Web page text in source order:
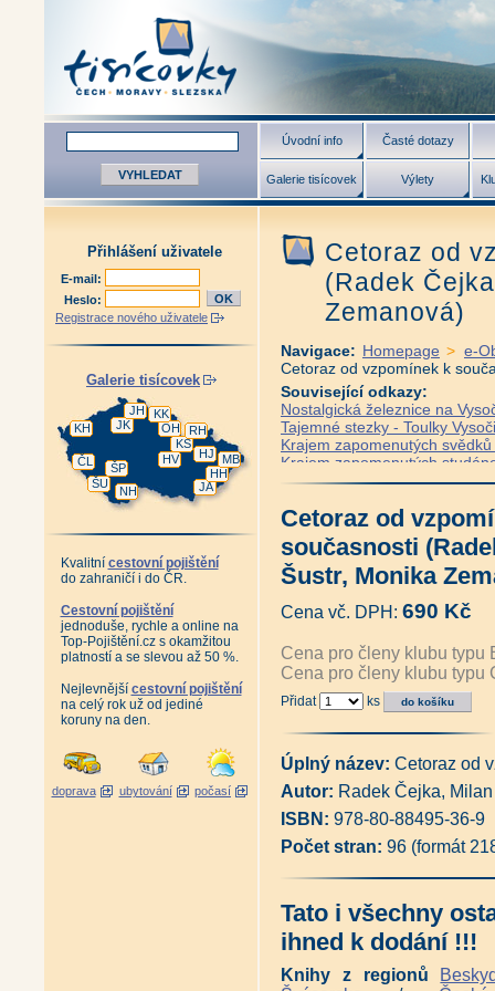
Úvodní info Časté dotazy
Galerie tisícovek Výlety
Přihlášení uživatele
E-mail:
Heslo:
Registrace nového uživatele
Galerie tisícovek
JA
HH
MB
HJ
HV
NH
KS
RH
ŠP
ŠU
OH
JK
KK
ČL
JH
KH
Kvalitní cestovní pojištění
do zahraničí i do ČR.
Cestovní pojištění
jednoduše, rychle a online na
Top-Pojištění.cz s okamžitou
platností a se slevou až 50 %.
Nejlevnější cestovní pojištění
na celý rok už od jediné
koruny na den.
doprava ubytování počasí
Cetoraz od
(Radek
Zemanová)
Navigace: Homepage > e-
Cetoraz od vzpomínek k
Související odkazy:
Nostalgická železnice na
Tajemné stezky - Toulky
Krajem zapomenutých
Krajem zapomenutých
Posázaví na Vysočině
Pohádkové povídačky z
Druhá stovka pověstí z Polné
Pověsti z Vysočiny I (Jan
Pověsti z Vysočiny II (Jan
Pověsti z Vysočiny III (Jan
Sto a jedna pověst z Polné a
Kamenická řemesla (Míla
Lovy v Jeseníkách a na
Kraj návratů i setrvání (Věra
Vysočina - Portrét kraje
Vysočina genius loci (Vladimír
Antikvariát - Vysočina ve
Vysočina - hrady, zámky,
Vysočina do kapsy + DVD
Mikoláš Klečkovský čili
Antikvariát - Pověsti a zkazky
Želivka - naše řeka (František
Antikvariát - Sázava
Sázava - řeka protkaná
Tajemné stezky - Horním
Cetoraz od
současnosti
Šustr, Monika
Cena vč. DPH: 690 Kč
Cena pro členy klubu typu
Cena pro členy klubu typu
Přidat ks
Úplný název: Cetoraz od
Autor: Radek Čejka,
ISBN: 978-80-88495-36-9
Počet stran: 96 (formát
Tato i všechny
ihned k dodání !!!
Knihy z regionů